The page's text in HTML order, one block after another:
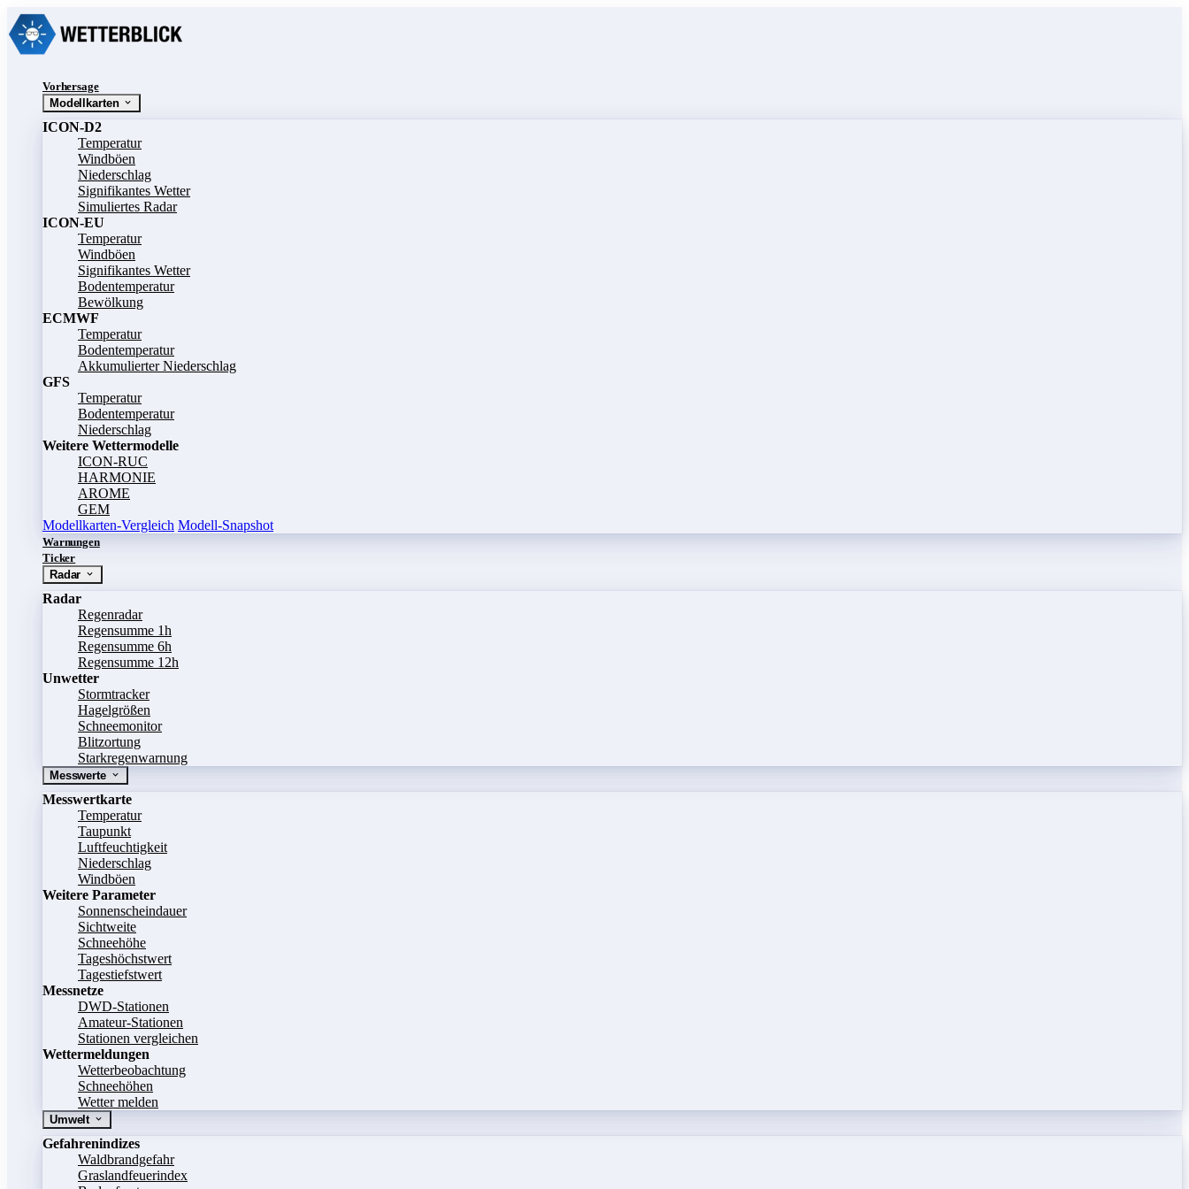
Vorhersage
Modellkarten
ICON-D2
Temperatur
Windböen
Niederschlag
Signifikantes Wetter
Simuliertes Radar
ICON-EU
Temperatur
Windböen
Signifikantes Wetter
Bodentemperatur
Bewölkung
ECMWF
Temperatur
Bodentemperatur
Akkumulierter Niederschlag
GFS
Temperatur
Bodentemperatur
Niederschlag
Weitere Wettermodelle
ICON-RUC
HARMONIE
AROME
GEM
Modellkarten-Vergleich Modell-Snapshot
Warnungen
Ticker
Radar
Radar
Regenradar
Regensumme 1h
Regensumme 6h
Regensumme 12h
Unwetter
Stormtracker
Hagelgrößen
Schneemonitor
Blitzortung
Starkregenwarnung
Messwerte
Messwertkarte
Temperatur
Taupunkt
Luftfeuchtigkeit
Niederschlag
Windböen
Weitere Parameter
Sonnenscheindauer
Sichtweite
Schneehöhe
Tageshöchstwert
Tagestiefstwert
Messnetze
DWD-Stationen
Amateur-Stationen
Stationen vergleichen
Wettermeldungen
Wetterbeobachtung
Schneehöhen
Wetter melden
Umwelt
Gefahrenindizes
Waldbrandgefahr
Graslandfeuerindex